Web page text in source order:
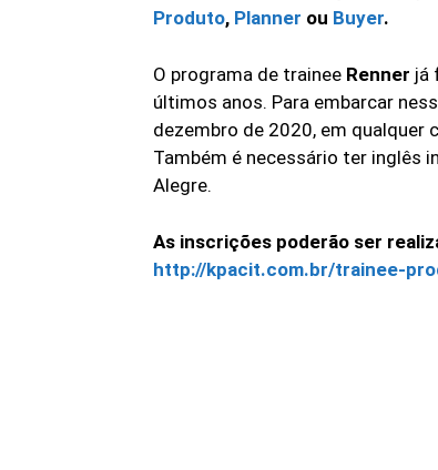
Produto, Planner ou Buyer.
O programa de trainee Renner já
últimos anos. Para embarcar
dezembro de 2020, em qualquer
Também é necessário ter inglês
Alegre.
As inscrições poderão ser
http://kpacit.com.br/trainee-